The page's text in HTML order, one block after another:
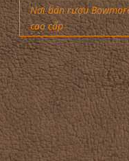
Nơi bán rượu
cao cấp